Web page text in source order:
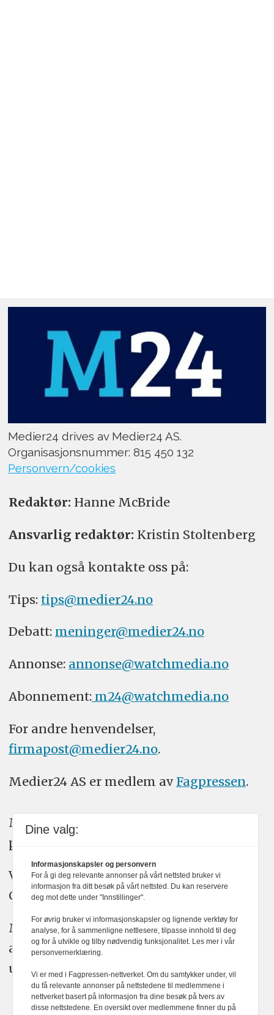
Medier24 drives av Medier24 AS.
Organisasjonsnummer: 815 450 132
Personvern/cookies
Redaktør: Hanne McBride
Ansvarlig redaktør: Kristin Stoltenberg
Du kan også kontakte oss på:
Tips: tips@medier24.no
Debatt: meninger@medier24.no
Annonse: annonse@watchmedia.no
Abonnement:m24@watchmedia.no
For andre henvendelser,
firmapost@medier24.no.
Medier24 AS er medlem av Fagpressen.
Medier24 arbeider etter Vær Varsom-
plakatens regler for god presseskikk.
Vi bruker KI-verktøy som ChatGPT,
Claude, og Gemini i journalistikken vår.
Medier24s redaksjon har alltid det fulle
ansvar for publisert innhold, med eller
uten bruk av kunstig intelligens.
Dine valg:
Informasjonskapsler og personvern
For å gi deg relevante annonser på vårt nettsted bruker vi
informasjon fra ditt besøk på vårt nettsted. Du kan reservere
deg mot dette under "Innstillinger".
For øvrig bruker vi informasjonskapsler og lignende verktøy for
analyse, for å sammenligne nettlesere, tilpasse innhold til deg
og for å utvikle og tilby nødvendig funksjonalitet. Les mer i vår
personvernerklæring.
Vi er med i Fagpressen-nettverket. Om du samtykker under, vil
du få relevante annonser på nettstedene til medlemmene i
nettverket basert på informasjon fra dine besøk på tvers av
disse nettstedene. En oversikt over medlemmene finner du på